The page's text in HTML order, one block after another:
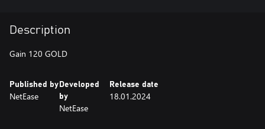
Description
Gain 120 GOLD
Published by
NetEase
Developed
by
NetEase
Release date
18.01.2024